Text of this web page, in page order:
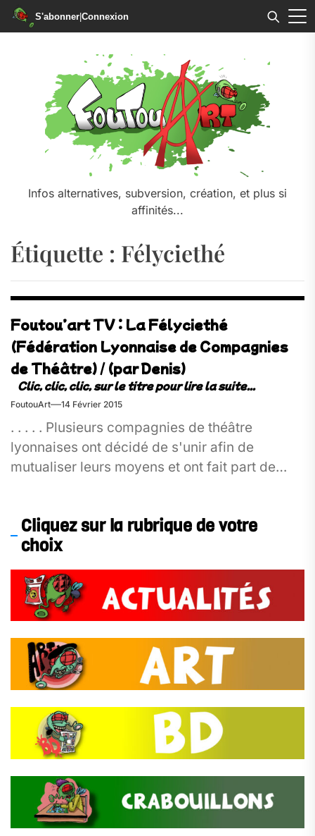
S'abonner|Connexion
Infos alternatives, subversion, création, et plus si
affinités...
Étiquette : Félyciethé
Foutou’art TV : La Félyciethé
(Fédération Lyonnaise de Compagnies
de Théâtre) / (par Denis)
FoutouArt 14 Février 2015
. . . . . Plusieurs compagnies de théâtre
lyonnaises ont décidé de s'unir afin de
mutualiser leurs moyens et ont fait part de
Cliquez sur la rubrique de votre
choix